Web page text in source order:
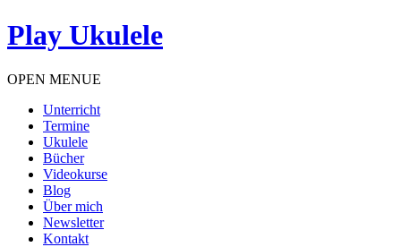
Play Ukulele
OPEN MENUE
Unterricht
Termine
Ukulele
Bücher
Videokurse
Blog
Über mich
Newsletter
Kontakt